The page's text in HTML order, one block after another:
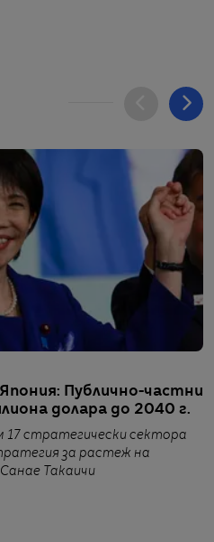
Публично-частни
долара до 2040 г.
17 стратегически сектора
за растеж на
Такаичи